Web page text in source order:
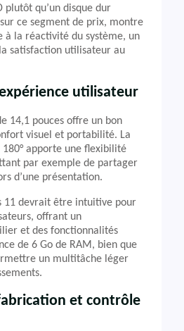
plutôt qu’un disque dur
ce segment de prix, montre
à la réactivité du système, un
satisfaction utilisateur au
utilisateur
14,1 pouces offre un bon
visuel et portabilité. La
apporte une flexibilité
par exemple de partager
d’une présentation.
11 devrait être intuitive pour
offrant un
et des fonctionnalités
de 6 Go de RAM, bien que
un multitâche léger
et contrôle